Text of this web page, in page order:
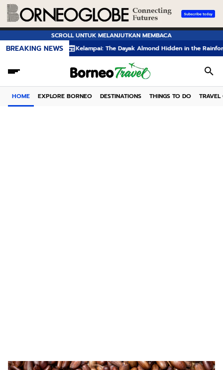
SCROLL UNTUK MELANJUTKAN MEMBACA
BREAKING NEWS
The Dayak Almond Hidden in the Rainforests of Borneo The
HOME EXPLORE BORNEO DESTINATIONS THINGS TO DO TRAVEL